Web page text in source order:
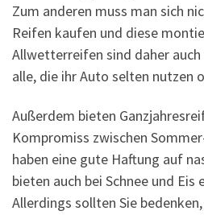
Zum anderen muss man sich
Reifen kaufen und diese
Allwetterreifen sind daher
alle, die ihr Auto selten nutzen
Außerdem bieten
Kompromiss zwischen
haben eine gute Haftung auf
bieten auch bei Schnee und
Allerdings sollten Sie